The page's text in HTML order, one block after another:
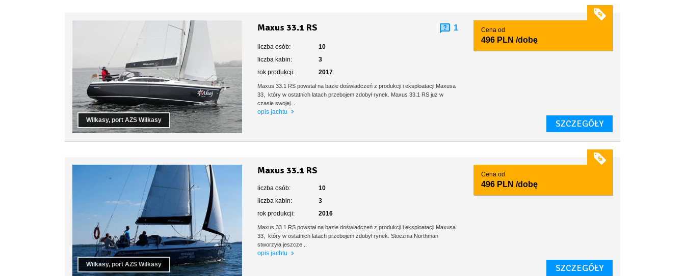
Wilkasy, port AZS Wilkasy
Maxus 33.1 RS 1
liczba osób:
10
liczba kabin:
3
rok produkcji:
2017
Maxus 33.1 RS powstał na bazie doświadczeń z produkcji i eksploatacji Maxusa
33, który w ostatnich latach przebojem zdobył rynek. Maxus 33.1 RS już w
czasie swojej...
opis jachtu
Cena od
496 PLN /dobę
SZCZEGÓŁY
Wilkasy, port AZS Wilkasy
Maxus 33.1 RS
liczba osób:
10
liczba kabin:
3
rok produkcji:
2016
Maxus 33.1 RS powstał na bazie doświadczeń z produkcji i eksploatacji Maxusa
33, który w ostatnich latach przebojem zdobył rynek. Stocznia Northman
stworzyła jeszcze...
opis jachtu
Cena od
496 PLN /dobę
SZCZEGÓŁY